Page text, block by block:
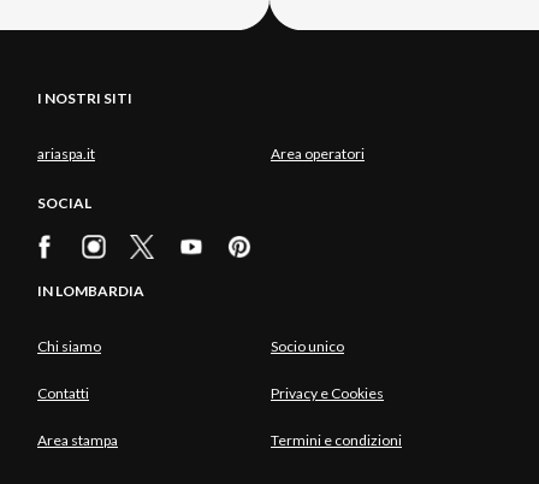
I NOSTRI SITI
ariaspa.it Area operatori
SOCIAL
IN LOMBARDIA
Chi siamo Socio unico
Contatti Privacy e Cookies
Area stampa Termini e condizioni